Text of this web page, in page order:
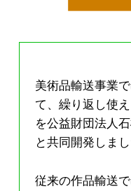
美術品輸送事業
て、繰り返し使
を公益財団法人
と共同開発しまし
従来の作品輸送